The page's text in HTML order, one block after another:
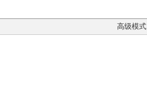
高级模式